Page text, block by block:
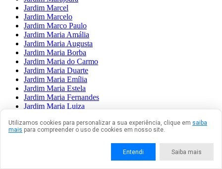
Jardim Marcel
Jardim Marcelo
Jardim Marco Paulo
Jardim Maria Amália
Jardim Maria Augusta
Jardim Maria Borba
Jardim Maria do Carmo
Jardim Maria Duarte
Jardim Maria Emília
Jardim Maria Estela
Jardim Maria Fernandes
Jardim Maria Luiza
Jardim Maria Rita
Jardim Maria Sampaio
Utilizamos cookies para personalizar a sua experiência, clique em saiba
mais para compreender o uso de cookies em nosso site.
Entendi Saiba mais